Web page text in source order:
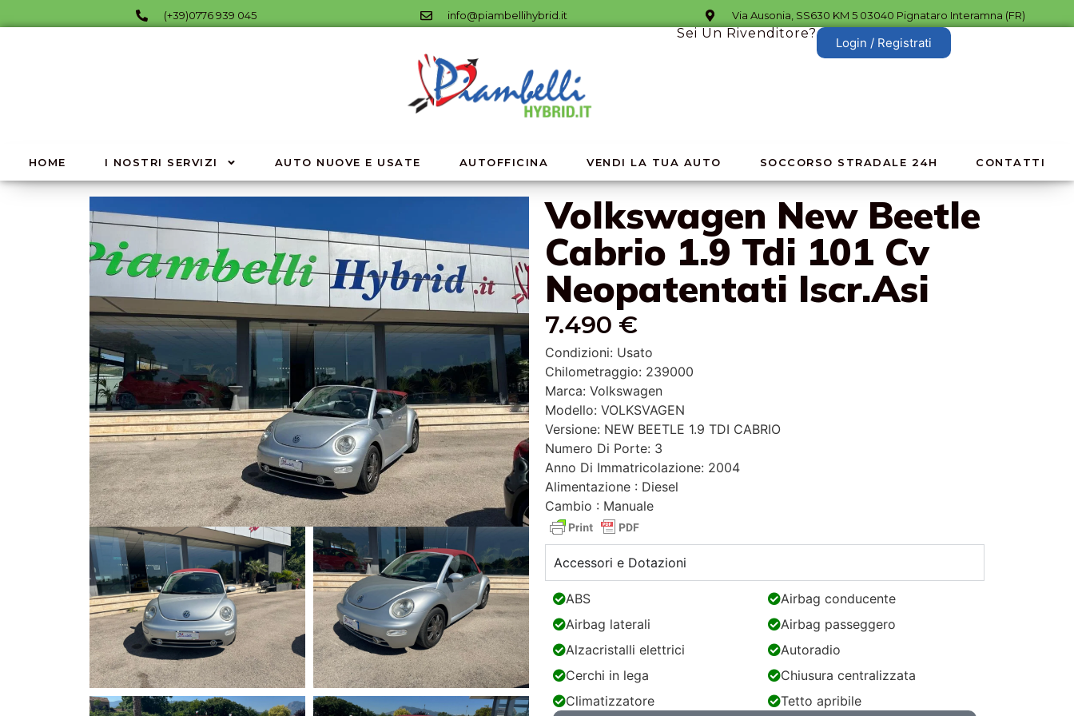
(+39)0776 939 045 info@piambellihybrid.it Via Ausonia, SS630 KM 5 03040 Pignataro Interamna (FR)
Sei Un Rivenditore?
Login / Registrati
HOME I NOSTRI SERVIZI AUTO NUOVE E USATE AUTOFFICINA VENDI LA TUA AUTO SOCCORSO STRADALE 24H CONTATTI
Volkswagen New Beetle
Cabrio 1.9 Tdi 101 Cv
Neopatentati Iscr.Asi
7.490 €
Condizioni: Usato
Chilometraggio: 239000
Marca: Volkswagen
Modello: VOLKSVAGEN
Versione: NEW BEETLE 1.9 TDI CABRIO
Numero Di Porte: 3
Anno Di Immatricolazione: 2004
Alimentazione : Diesel
Cambio : Manuale
Accessori e Dotazioni
ABS
Airbag conducente
Airbag laterali
Airbag passeggero
Alzacristalli elettrici
Autoradio
Cerchi in lega
Chiusura centralizzata
Climatizzatore
Tetto apribile